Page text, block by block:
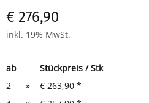
€ 276,90
inkl. 19% MwSt.
ab
Stückpreis / Stk
2
» € 263,90 *